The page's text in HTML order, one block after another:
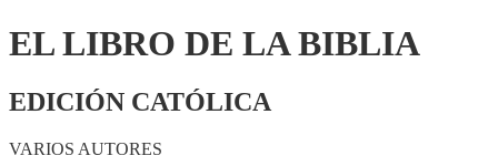
EL LIBRO DE LA BIBLIA
EDICIÓN CATÓLICA
VARIOS AUTORES